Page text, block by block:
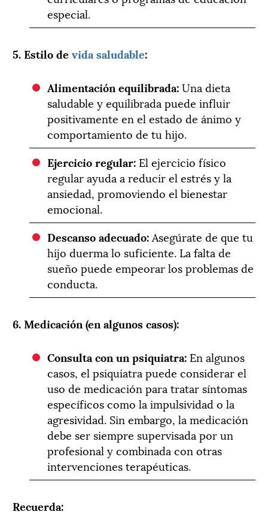
especial.
5. Estilo de vida saludable:
Alimentación equilibrada:Una dieta
saludable y equilibrada puede influir
positivamente en el estado de ánimo y
comportamiento de tu hijo.
Ejercicio regular: El ejercicio físico
regular ayuda a reducir el estrés y la
ansiedad, promoviendo el bienestar
emocional.
Descanso adecuado:Asegúrate de que tu
hijo duerma lo suficiente. La falta de
sueño puede empeorar los problemas de
conducta.
6. Medicación (en algunos casos):
Consulta con un psiquiatra: En algunos
casos, el psiquiatra puede considerar el
uso de medicación para tratar síntomas
específicos como la impulsividad o la
agresividad. Sin embargo, la medicación
debe ser siempre supervisada por un
profesional y combinada con otras
intervenciones terapéuticas.
Recuerda: